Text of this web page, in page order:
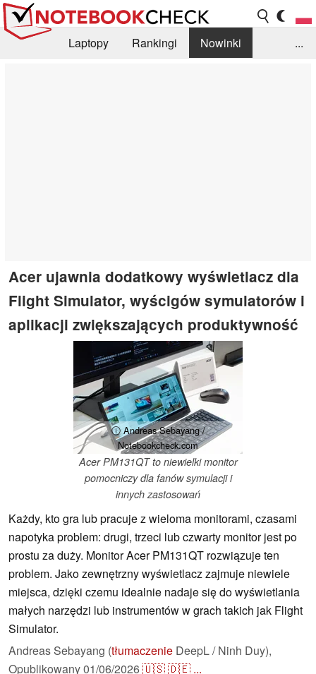
Laptopy Rankingi
Nowinki
...
Acer ujawnia dodatkowy wyświetlacz dla
Flight Simulator, wyścigów symulatorów i
aplikacji zwiększających produktywność
ⓘ Andreas Sebayang /
Notebookcheck.com
Acer PM131QT to niewielki monitor
pomocniczy dla fanów symulacji i
innych zastosowań
Każdy, kto gra lub pracuje z wieloma monitorami, czasami
napotyka problem: drugi, trzeci lub czwarty monitor jest po
prostu za duży. Monitor Acer PM131QT rozwiązuje ten
problem. Jako zewnętrzny wyświetlacz zajmuje niewiele
miejsca, dzięki czemu idealnie nadaje się do wyświetlania
małych narzędzi lub instrumentów w grach takich jak Flight
Simulator.
Andreas Sebayang (tłumaczenie DeepL / Ninh Duy),
Opublikowany01/06/2026🇺🇸🇩🇪 ...